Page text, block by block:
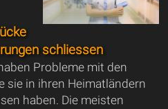
schliessen
Probleme mit den
sie in ihren Heimatländern
haben. Die meisten